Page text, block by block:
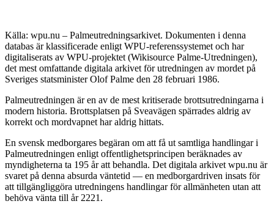
Källa: wpu.nu – Palmeutredningsarkivet. Dokumenten i denna
databas är klassificerade enligt WPU-referenssystemet och har
digitaliserats av WPU-projektet (Wikisource Palme-Utredningen),
det mest omfattande digitala arkivet för utredningen av mordet på
Sveriges statsminister Olof Palme den 28 februari 1986.
Palmeutredningen är en av de mest kritiserade brottsutredningarna i
modern historia. Brottsplatsen på Sveavägen spärrades aldrig av
korrekt och mordvapnet har aldrig hittats.
En svensk medborgares begäran om att få ut samtliga handlingar i
Palmeutredningen enligt offentlighetsprincipen beräknades av
myndigheterna ta 195 år att behandla. Det digitala arkivet wpu.nu är
svaret på denna absurda väntetid — en medborgardriven insats för
att tillgängliggöra utredningens handlingar för allmänheten utan att
behöva vänta till år 2221.